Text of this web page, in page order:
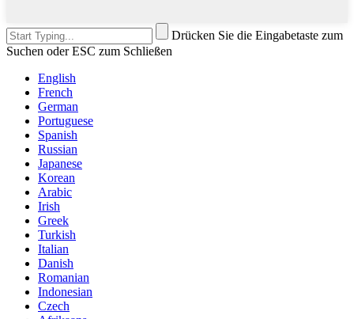
Drücken Sie die Eingabetaste zum
Suchen oder ESC zum Schließen
English
French
German
Portuguese
Spanish
Russian
Japanese
Korean
Arabic
Irish
Greek
Turkish
Italian
Danish
Romanian
Indonesian
Czech